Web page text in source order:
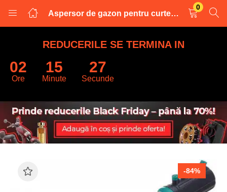
Aspersor de gazon pentru curte CUIFULI, rotativ 360 grade, 3000 m patrati, ABS, verde/negru
0
LOGARE
INREGISTRARE
Introduceti numele de utilizator și parola pentru a va autentifica.
REDUCERILE SE TERMINA IN
02
Ore
15
Minute
27
Secunde
-84%